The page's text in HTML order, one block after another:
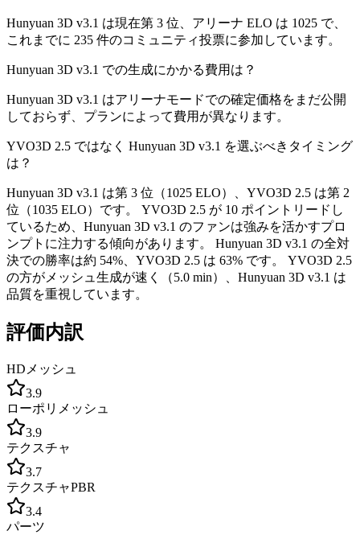
Hunyuan 3D v3.1 は現在第 3 位、アリーナ ELO は 1025 で、
これまでに 235 件のコミュニティ投票に参加しています。
Hunyuan 3D v3.1 での生成にかかる費用は？
Hunyuan 3D v3.1 はアリーナモードでの確定価格をまだ公開
しておらず、プランによって費用が異なります。
YVO3D 2.5 ではなく Hunyuan 3D v3.1 を選ぶべきタイミング
は？
Hunyuan 3D v3.1 は第 3 位（1025 ELO）、YVO3D 2.5 は第 2
位（1035 ELO）です。 YVO3D 2.5 が 10 ポイントリードし
ているため、Hunyuan 3D v3.1 のファンは強みを活かすプロ
ンプトに注力する傾向があります。 Hunyuan 3D v3.1 の全対
決での勝率は約 54%、YVO3D 2.5 は 63% です。 YVO3D 2.5
の方がメッシュ生成が速く（5.0 min）、Hunyuan 3D v3.1 は
品質を重視しています。
評価内訳
HDメッシュ
3.9
ローポリメッシュ
3.9
テクスチャ
3.7
テクスチャPBR
3.4
パーツ